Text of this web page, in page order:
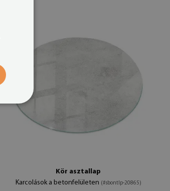
Kör asztallap
Karcolások a betonfelületen (#sbontlp-20865)